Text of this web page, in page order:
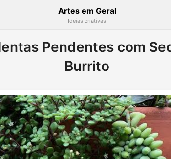
Artes em Geral
Ideias criativas
Pendentes com
Burrito